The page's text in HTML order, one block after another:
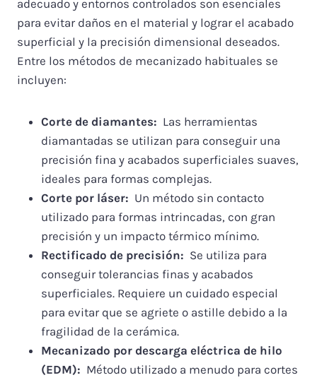
adecuado y entornos controlados son esenciales
para evitar daños en el material y lograr el acabado
superficial y la precisión dimensional deseados.
Entre los métodos de mecanizado habituales se
incluyen:
Corte de diamantes: Las herramientas
diamantadas se utilizan para conseguir una
precisión fina y acabados superficiales suaves,
ideales para formas complejas.
Corte por láser: Un método sin contacto
utilizado para formas intrincadas, con gran
precisión y un impacto térmico mínimo.
Rectificado de precisión: Se utiliza para
conseguir tolerancias finas y acabados
superficiales. Requiere un cuidado especial
para evitar que se agriete o astille debido a la
fragilidad de la cerámica.
Mecanizado por descarga eléctrica de hilo
(EDM): Método utilizado a menudo para cortes